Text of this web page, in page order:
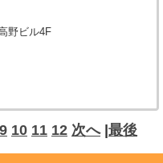
野ビル4F
9 10 11 12 次へ|最後